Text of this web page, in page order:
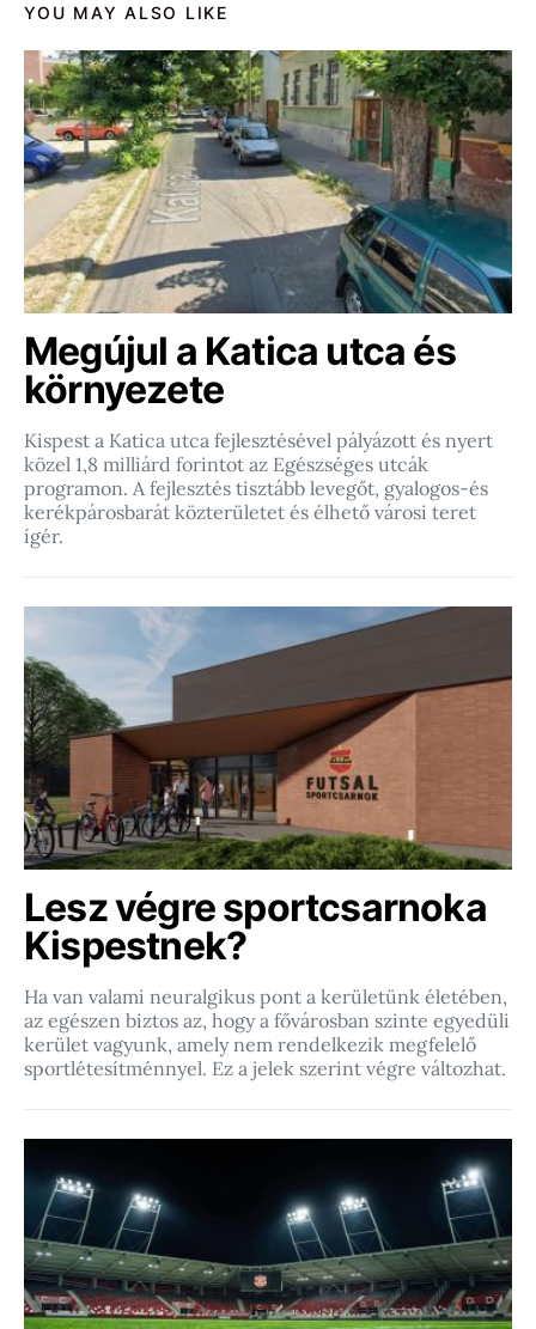
YOU MAY ALSO LIKE
Megújul a Katica utca és
környezete
Kispest a Katica utca fejlesztésével pályázott és nyert
közel 1,8 milliárd forintot az Egészséges utcák
programon. A fejlesztés tisztább levegőt, gyalogos-és
kerékpárosbarát közterületet és élhető városi teret
ígér.
Lesz végre sportcsarnoka
Kispestnek?
Ha van valami neuralgikus pont a kerületünk életében,
az egészen biztos az, hogy a fővárosban szinte egyedüli
kerület vagyunk, amely nem rendelkezik megfelelő
sportlétesítménnyel. Ez a jelek szerint végre változhat.